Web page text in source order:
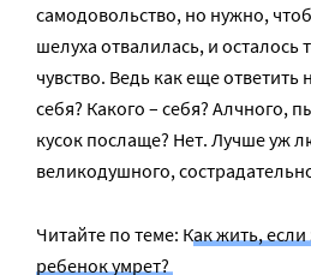
самодовольство, но нужно,
шелуха отвалилась, и осталось
чувство. Ведь как еще
себя? Какого – себя? Алчного,
кусок послаще? Нет. Лучше уж
великодушного,
Читайте по теме: Как жить,
ребенок умрет?